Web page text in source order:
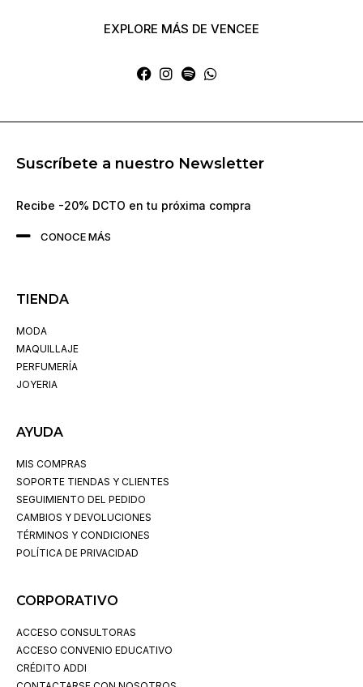
EXPLORE MÁS DE VENCEE
Suscríbete a nuestro Newsletter
Recibe -20% DCTO en tu próxima compra
CONOCE MÁS
TIENDA
MODA
MAQUILLAJE
PERFUMERÍA
JOYERIA
AYUDA
MIS COMPRAS
SOPORTE TIENDAS Y CLIENTES
SEGUIMIENTO DEL PEDIDO
CAMBIOS Y DEVOLUCIONES
TÉRMINOS Y CONDICIONES
POLÍTICA DE PRIVACIDAD
CORPORATIVO
ACCESO CONSULTORAS
ACCESO CONVENIO EDUCATIVO
CRÉDITO ADDI